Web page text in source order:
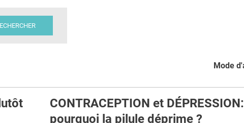
Mode
CONTRACEPTION et
pourquoi la pilule déprime ?